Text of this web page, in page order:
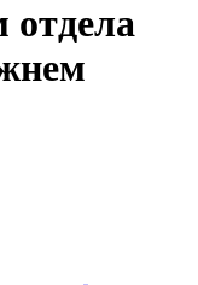
отдела